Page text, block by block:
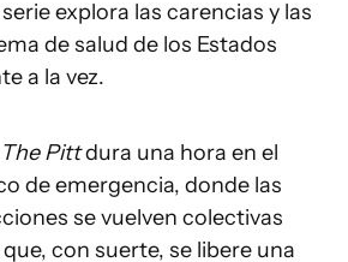
explora las carencias y las
de salud de los Estados
a la vez.
The Pittdura una hora en el
de emergencia, donde las
se vuelven colectivas
con suerte, se libere una